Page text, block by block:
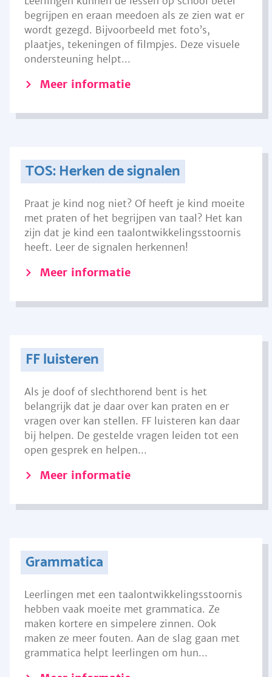
begrijpen en eraan meedoen als ze zien wat er
wordt gezegd. Bijvoorbeeld met foto’s,
plaatjes, tekeningen of filmpjes. Deze visuele
ondersteuning helpt...
Meer informatie
TOS: Herken de signalen
Praat je kind nog niet? Of heeft je kind moeite
met praten of het begrijpen van taal? Het kan
zijn dat je kind een taalontwikkelingsstoornis
heeft. Leer de signalen herkennen!
Meer informatie
FF luisteren
Als je doof of slechthorend bent is het
belangrijk dat je daar over kan praten en er
vragen over kan stellen. FF luisteren kan daar
bij helpen. De gestelde vragen leiden tot een
open gesprek en helpen...
Meer informatie
Grammatica
Leerlingen met een taalontwikkelingsstoornis
hebben vaak moeite met grammatica. Ze
maken kortere en simpelere zinnen. Ook
maken ze meer fouten. Aan de slag gaan met
grammatica helpt leerlingen om hun...